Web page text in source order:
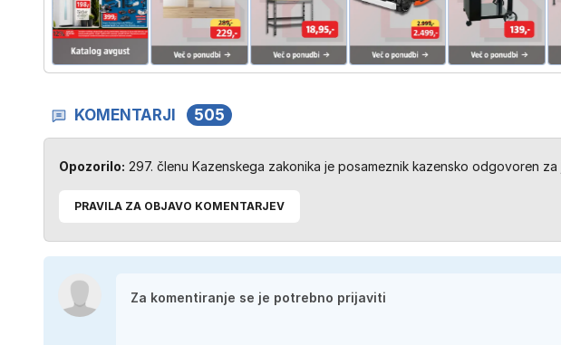
KOMENTARJI 505
Opozorilo: 297. členu Kazenskega zakonika je posameznik kazensko odgovoren
PRAVILA ZA OBJAVO KOMENTARJEV